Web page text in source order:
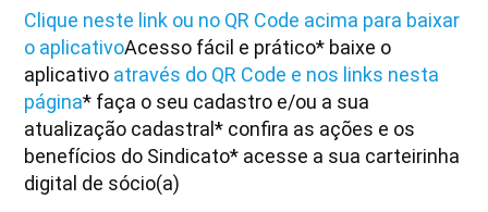
Clique neste link ou no QR Code acima para baixar
o aplicativoAcesso fácil e prático* baixe o
aplicativo através do QR Code e nos links nesta
página* faça o seu cadastro e/ou a sua
atualização cadastral* confira as ações e os
benefícios do Sindicato* acesse a sua carteirinha
digital de sócio(a)